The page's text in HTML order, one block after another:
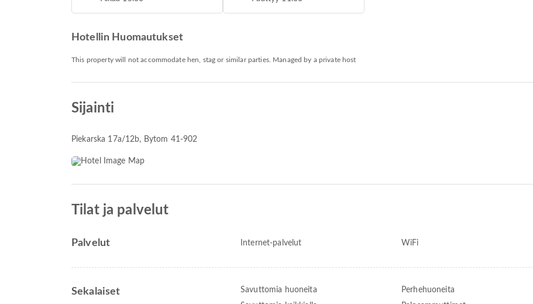
Hotellin Huomautukset
This property will not accommodate hen, stag or similar parties. Managed by a private host
Sijainti
Piekarska 17a/12b, Bytom 41-902
Tilat ja palvelut
Palvelut Internet-palvelut WiFi
Sekalaiset Savuttomia huoneita Perhehuoneita